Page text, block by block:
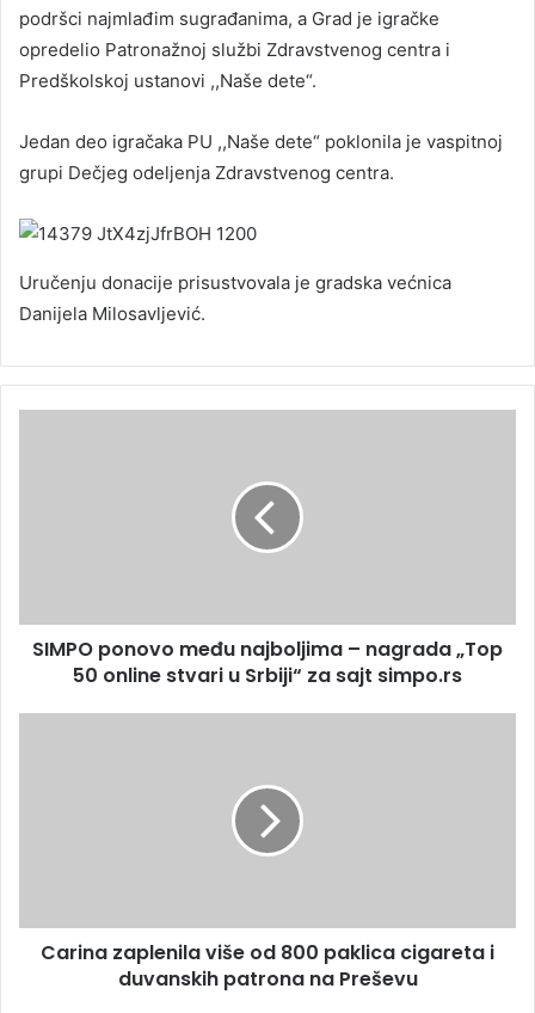
podršci najmlađim sugrađanima, a Grad je igračke
opredelio Patronažnoj službi Zdravstvenog centra i
Predškolskoj ustanovi ,,Naše dete“.
Jedan deo igračaka PU ,,Naše dete“ poklonila je vaspitnoj
grupi Dečjeg odeljenja Zdravstvenog centra.
Uručenju donacije prisustvovala je gradska većnica
Danijela Milosavljević.
SIMPO ponovo među najboljima – nagrada „Top
50 online stvari u Srbiji“ za sajt simpo.rs
Carina zaplenila više od 800 paklica cigareta i
duvanskih patrona na Preševu